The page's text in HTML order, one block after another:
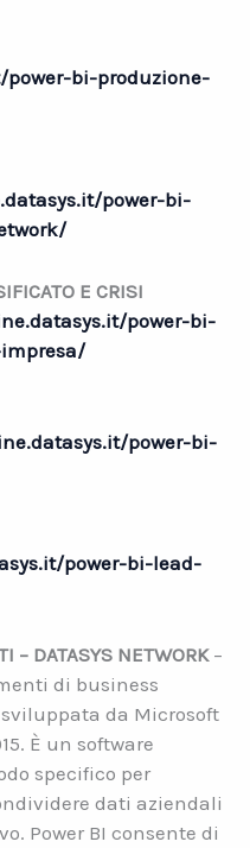
bi-produzione-
power-bi-
E CRISI
power-bi-
power-bi-
power-bi-lead-
– DATASYS NETWORK–
di business
da Microsoft
È un software
specifico per
dati aziendali
Power BI consente di